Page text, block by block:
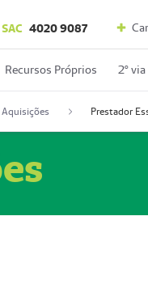
SAC 4020 9087
Recursos Próprios 2º